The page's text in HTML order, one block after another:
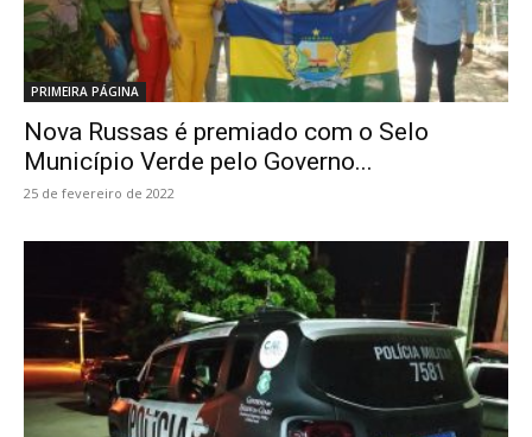
PRIMEIRA PÁGINA
Nova Russas é premiado com o Selo
Município Verde pelo Governo...
25 de fevereiro de 2022